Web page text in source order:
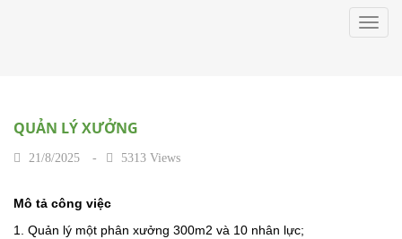
QUẢN LÝ XƯỞNG
21/8/2025 - 5313 Views
Mô tả công việc
1. Quản lý một phân xưởng 300m2 và 10 nhân lực;